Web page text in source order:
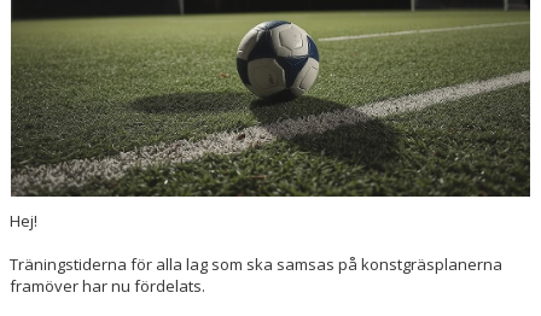
Hej!
Träningstiderna för alla lag som ska samsas på konstgräsplanerna
framöver har nu fördelats.